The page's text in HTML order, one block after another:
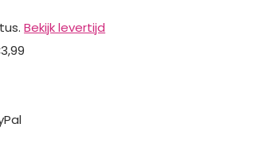
Bekijk levertijd